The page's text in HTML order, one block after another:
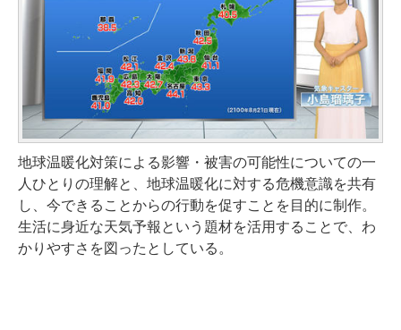
地球温暖化対策による影響・被害の可能性についての一
人ひとりの理解と、地球温暖化に対する危機意識を共有
し、今できることからの行動を促すことを目的に制作。
生活に身近な天気予報という題材を活用することで、わ
かりやすさを図ったとしている。